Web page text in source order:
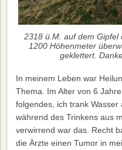
2318 ü.M. auf dem Gipfel
1200 Höhenmeter
geklettert.
In meinem Leben war
Thema. Im Alter von 6
folgendes, ich trank
während des Trinkens aus
verwirrend war das. Recht
die Ärzte einen Tumor in